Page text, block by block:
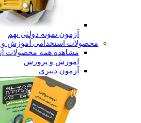
آزمون نمونه دولتی نهم
محصولات استخدامی آموزش
مشاهده همه محصولات
اموزش و پرورش
آزمون دبیری